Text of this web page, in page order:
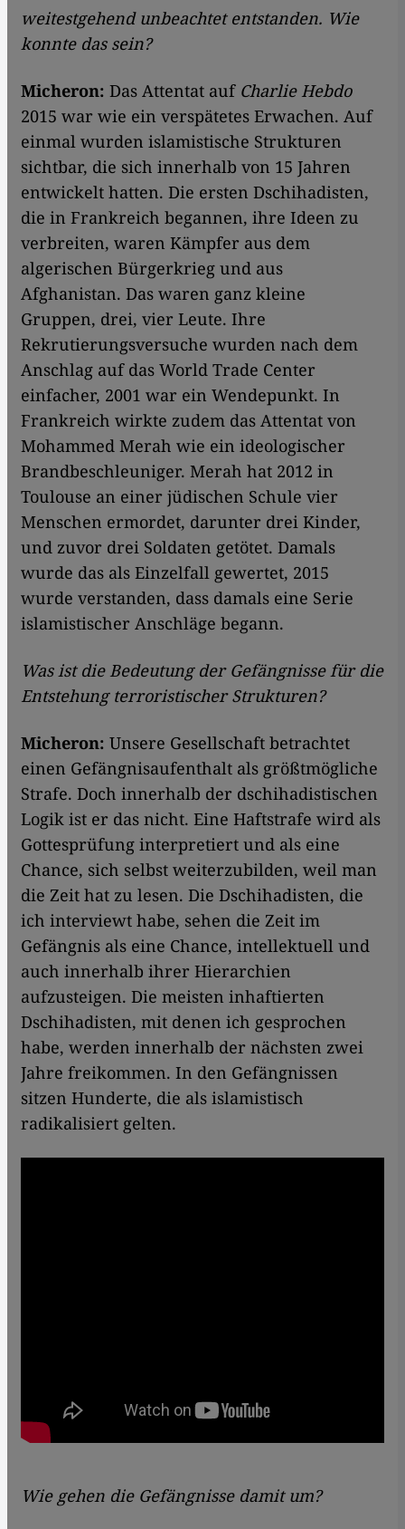
weitestgehend unbeachtet entstanden. Wie
konnte das sein?
Micheron: Das Attentat auf Charlie Hebdo
2015 war wie ein verspätetes Erwachen. Auf
einmal wurden islamistische Strukturen
sichtbar, die sich innerhalb von 15 Jahren
entwickelt hatten. Die ersten Dschihadisten,
die in Frankreich begannen, ihre Ideen zu
verbreiten, waren Kämpfer aus dem
algerischen Bürgerkrieg und aus
Afghanistan. Das waren ganz kleine
Gruppen, drei, vier Leute. Ihre
Rekrutierungsversuche wurden nach dem
Anschlag auf das World Trade Center
einfacher, 2001 war ein Wendepunkt. In
Frankreich wirkte zudem das Attentat von
Mohammed Merah wie ein ideologischer
Brandbeschleuniger. Merah hat 2012 in
Toulouse an einer jüdischen Schule vier
Menschen ermordet, darunter drei Kinder,
und zuvor drei Soldaten getötet. Damals
wurde das als Einzelfall gewertet, 2015
wurde verstanden, dass damals eine Serie
islamistischer Anschläge begann.
Was ist die Bedeutung der Gefängnisse für die
Entstehung terroristischer Strukturen?
Micheron: Unsere Gesellschaft betrachtet
einen Gefängnisaufenthalt als größtmögliche
Strafe. Doch innerhalb der dschihadistischen
Logik ist er das nicht. Eine Haftstrafe wird als
Gottesprüfung interpretiert und als eine
Chance, sich selbst weiterzubilden, weil man
die Zeit hat zu lesen. Die Dschihadisten, die
ich interviewt habe, sehen die Zeit im
Gefängnis als eine Chance, intellektuell und
auch innerhalb ihrer Hierarchien
aufzusteigen. Die meisten inhaftierten
Dschihadisten, mit denen ich gesprochen
habe, werden innerhalb der nächsten zwei
Jahre freikommen. In den Gefängnissen
sitzen Hunderte, die als islamistisch
radikalisiert gelten.
Wie gehen die Gefängnisse damit um?